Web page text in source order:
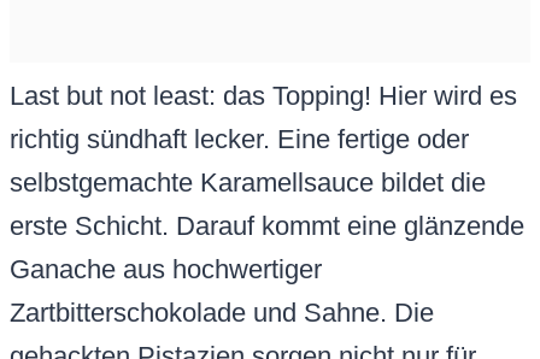
Last but not least: das Topping! Hier wird es
richtig sündhaft lecker. Eine fertige oder
selbstgemachte Karamellsauce bildet die
erste Schicht. Darauf kommt eine glänzende
Ganache aus hochwertiger
Zartbitterschokolade und Sahne. Die